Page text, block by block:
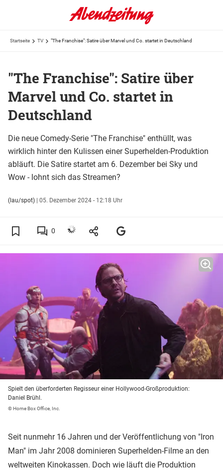
Startseite TV "The Franchise": Satire über Marvel und Co. startet in Deutschland
"The Franchise": Satire über
Marvel und Co. startet in
Deutschland
Die neue Comedy-Serie "The Franchise" enthüllt, was
wirklich hinter den Kulissen einer Superhelden-Produktion
abläuft. Die Satire startet am 6. Dezember bei Sky und
Wow - lohnt sich das Streamen?
(lau/spot) | 05. Dezember 2024 - 12:18 Uhr
0
Spielt den überforderten Regisseur einer Hollywood-Großproduktion:
Daniel Brühl.
© Home Box Office, Inc.
Seit nunmehr 16 Jahren und der Veröffentlichung von "Iron
Man" im Jahr 2008 dominieren Superhelden-Filme an den
weltweiten Kinokassen. Doch wie läuft die Produktion